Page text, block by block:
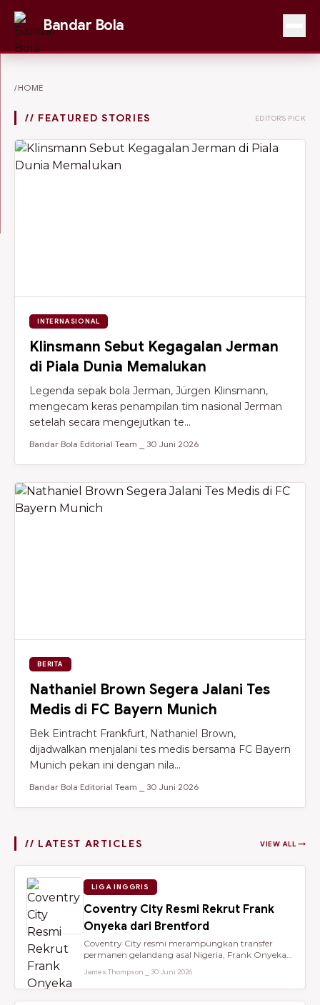
Bandar Bola
/HOME
// FEATURED STORIES EDITOR'S PICK
INTERNASIONAL
Klinsmann Sebut Kegagalan Jerman
di Piala Dunia Memalukan
Legenda sepak bola Jerman, Jürgen Klinsmann,
mengecam keras penampilan tim nasional Jerman
setelah secara mengejutkan te...
Bandar Bola Editorial Team ⎯ 30 Juni 2026
BERITA
Nathaniel Brown Segera Jalani Tes
Medis di FC Bayern Munich
Bek Eintracht Frankfurt, Nathaniel Brown,
dijadwalkan menjalani tes medis bersama FC Bayern
Munich pekan ini dengan nila...
Bandar Bola Editorial Team ⎯ 30 Juni 2026
// LATEST ARTICLES VIEW ALL →
LIGA INGGRIS
Coventry City Resmi Rekrut Frank
Onyeka dari Brentford
Coventry City resmi merampungkan transfer
permanen gelandang asal Nigeria, Frank Onyeka,
James Thompson ⎯ 30 Juni 2026